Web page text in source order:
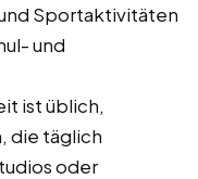
Sportaktivitäten
und
ist üblich,
die täglich
oder